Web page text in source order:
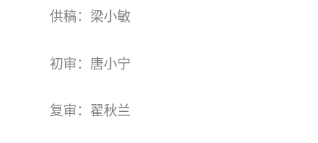
供稿：梁小敏
初审：唐小宁
复审：翟秋兰